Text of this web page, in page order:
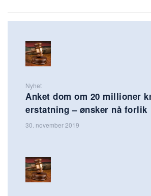
Nyhet
Anket dom om 20 millioner
erstatning – ønsker nå forlik
30. november 2019